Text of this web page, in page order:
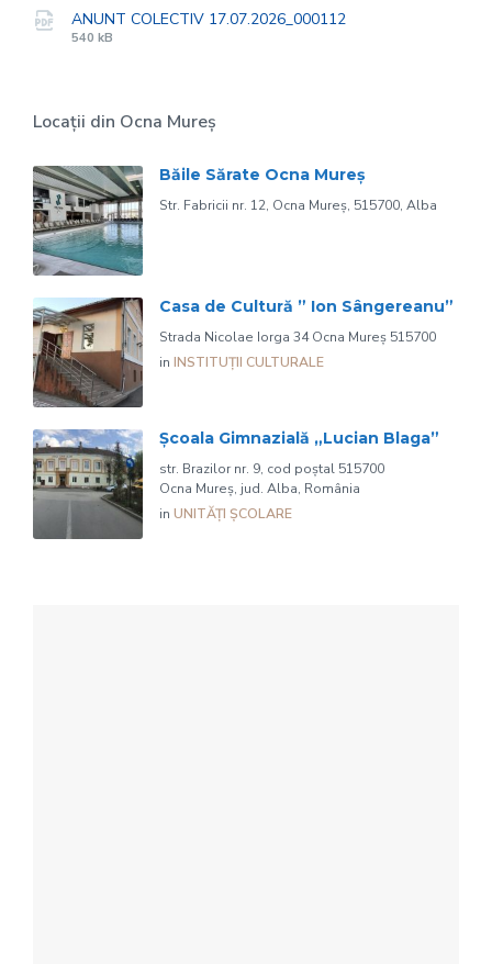
pdf
ANUNT COLECTIV 17.07.2026_000112
File
File
540 kB
Locații din Ocna Mureș
Băile Sărate Ocna Mureș
Str. Fabricii nr. 12, Ocna Mureș, 515700, Alba
Casa de Cultură ” Ion Sângereanu”
Strada Nicolae Iorga 34 Ocna Mureș 515700
in INSTITUȚII CULTURALE
Școala Gimnazială „Lucian Blaga”
str. Brazilor nr. 9, cod poștal 515700
Ocna Mureș, jud. Alba, România
in UNITĂȚI ȘCOLARE